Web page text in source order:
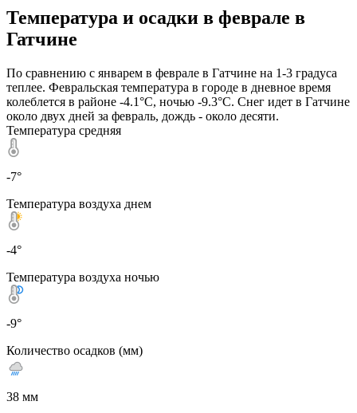
Температура и осадки в феврале в
Гатчине
По сравнению с январем в феврале в Гатчине на 1-3 градуса
теплее. Февральская температура в городе в дневное время
колеблется в районе -4.1°C, ночью -9.3°C. Снег идет в Гатчине
около двух дней за февраль, дождь - около десяти.
Температура средняя
-7°
Температура воздуха днем
-4°
Температура воздуха ночью
-9°
Количество осадков (мм)
38 мм